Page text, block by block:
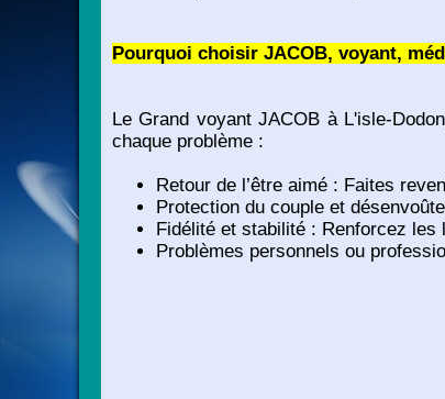
Pourquoi choisir JACOB, voyant,
Le Grand voyant JACOB à L'isle-
chaque problème :
Retour de l’être aimé : Faites
Protection du couple et
Fidélité et stabilité : Renforcez
Problèmes personnels ou